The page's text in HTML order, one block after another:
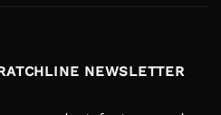
NEWSLETTER